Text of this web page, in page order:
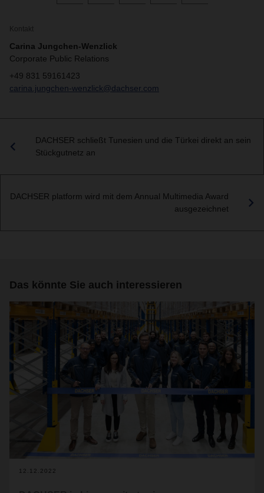
Kontakt
Carina Jungchen-Wenzlick
Corporate Public Relations
+49 831 59161423
carina.jungchen-wenzlick@dachser.com
DACHSER schließt Tunesien und die Türkei direkt an sein
Stückgutnetz an
DACHSER platform wird mit dem Annual Multimedia Award
ausgezeichnet
Das könnte Sie auch interessieren
12.12.2022